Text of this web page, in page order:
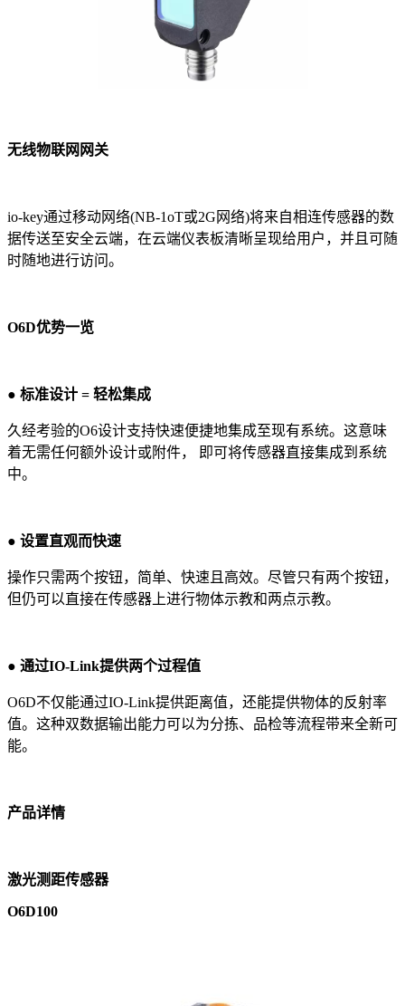
无线物联网网关
io-key通过移动网络(NB-1oT或2G网络)将来自相连传感器的数
据传送至安全云端，在云端仪表板清晰呈现给用户，并且可随
时随地进行访问。
O6D优势一览
● 标准设计 = 轻松集成
久经考验的O6设计支持快速便捷地集成至现有系统。这意味
着无需任何额外设计或附件， 即可将传感器直接集成到系统
中。
● 设置直观而快速
操作只需两个按钮，简单、快速且高效。尽管只有两个按钮，
但仍可以直接在传感器上进行物体示教和两点示教。
● 通过IO-Link提供两个过程值
O6D不仅能通过IO-Link提供距离值，还能提供物体的反射率
值。这种双数据输出能力可以为分拣、品检等流程带来全新可
能。
产品详情
激光测距传感器
O6D100